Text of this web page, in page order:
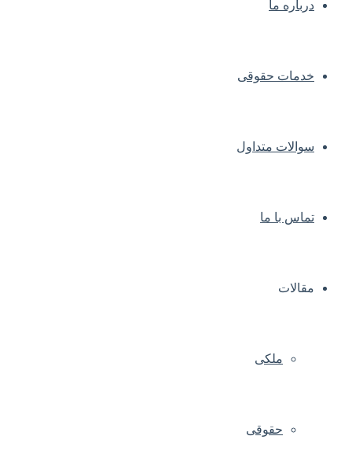
درباره ما
خدمات حقوقی
سوالات متداول
تماس با ما
مقالات
ملکی
حقوقی